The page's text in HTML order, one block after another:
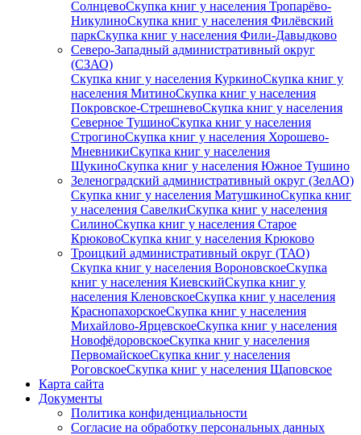
СолнцевоСкупка книг у населения Тропарёво-
НикулиноСкупка книг у населения Филёвский
паркСкупка книг у населения Фили-Давыдково
Северо-Западный административный округ
(СЗАО)
Скупка книг у населения КуркиноСкупка книг у
населения МитиноСкупка книг у населения
Покровское-СтрешневоСкупка книг у населения
Северное ТушиноСкупка книг у населения
СтрогиноСкупка книг у населения Хорошево-
МневникиСкупка книг у населения
ЩукиноСкупка книг у населения Южное Тушино
Зеленоградский административный округ (ЗелАО)
Скупка книг у населения МатушкиноСкупка книг
у населения СавелкиСкупка книг у населения
СилиноСкупка книг у населения Старое
КрюковоСкупка книг у населения Крюково
Троицкий административный округ (ТАО)
Скупка книг у населения ВороновскоеСкупка
книг у населения КиевскийСкупка книг у
населения КленовскоеСкупка книг у населения
КраснопахорскоеСкупка книг у населения
Михайлово-ЯрцевскоеСкупка книг у населения
НовофёдоровскоеСкупка книг у населения
ПервомайскоеСкупка книг у населения
РоговскоеСкупка книг у населения Щаповское
Карта сайта
Документы
Политика конфиденциальности
Согласие на обработку персональных данных